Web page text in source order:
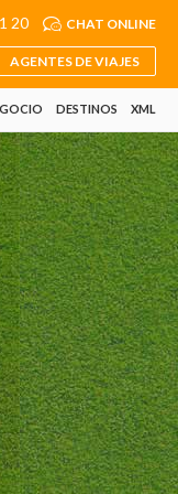
20 CHAT ONLINE
AGENTES DE VIAJES
DESTINOS XML